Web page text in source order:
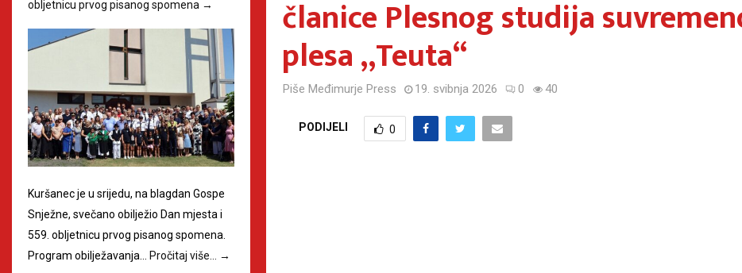
članice Plesnog studija
plesa „Teuta“
Piše Međimurje Press 19. svibnja 2026 0 40
PODIJELI 0
obljetnicu prvog pisanog spomena →
Kuršanec je u srijedu, na blagdan Gospe
Snježne, svečano obilježio Dan mjesta i
559. obljetnicu prvog pisanog spomena.
Program obilježavanja…
Pročitaj više… →